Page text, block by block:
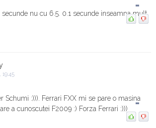
nu cu 6.5. 0.1 secunde inseamna mult
-
19:45
Schumi :))). Ferrari FXX mi se pare o masina
a cunoscutei F2009 :) Forza Ferrari :)))
-